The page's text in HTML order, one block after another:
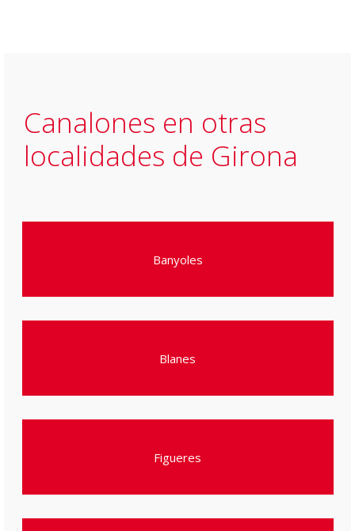
Canalones en otras
localidades de Girona
Banyoles
Blanes
Figueres